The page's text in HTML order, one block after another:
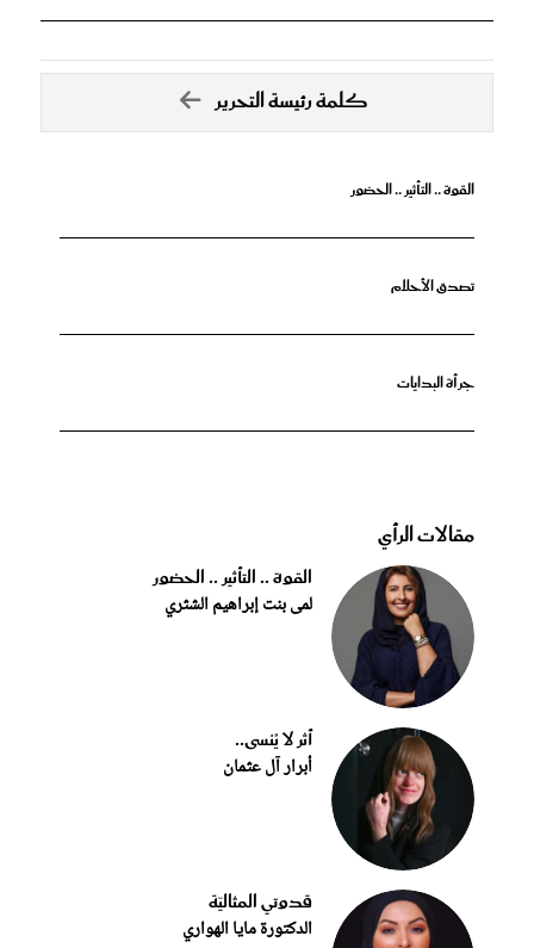
كلمة رئيسة التحرير
القوة .. التأثير .. الحضور
تصدق الأحلام
جرأة البدايات
مقالات الرأي
القوة .. التأثير .. الحضور
لمى بنت إبراهيم الشثري
أثر لا يُنسى..
أبرار آل عثمان
قدوتي المثاليّة
الدكتورة مايا الهواري